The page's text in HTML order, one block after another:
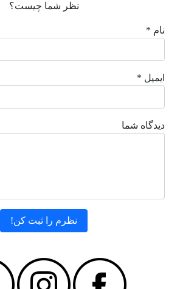
نظر شما چیست؟
نام *
ایمیل *
دیدگاه شما